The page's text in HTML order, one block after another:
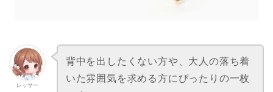
レッサー
背中を出したくない方や、大人の落ち着
いた雰囲気を求める方にぴったりの一枚